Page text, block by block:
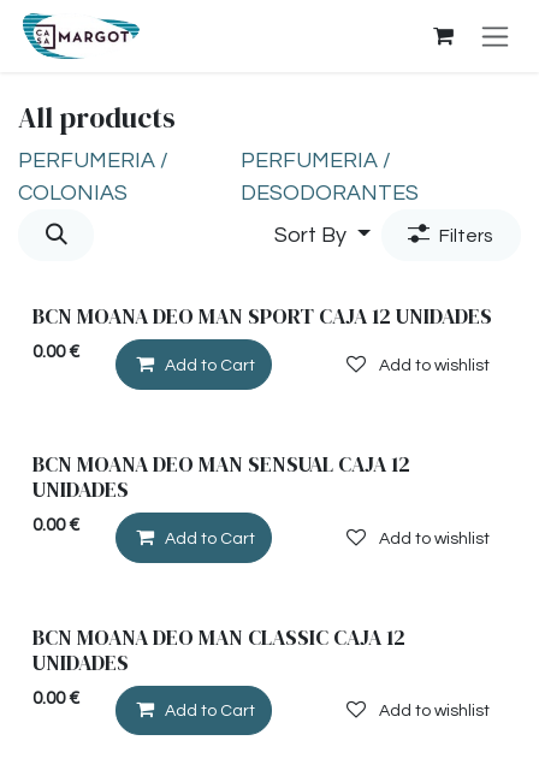
Skip to Content
All products
PERFUMERIA /
COLONIAS
PERFUMERIA /
DESODORANTES
Sort By
Filters
BCN MOANA DEO MAN SPORT CAJA 12 UNIDADES
0.00€
Add to Cart Add to wishlist
BCN MOANA DEO MAN SENSUAL CAJA 12
UNIDADES
0.00€
Add to Cart Add to wishlist
BCN MOANA DEO MAN CLASSIC CAJA 12
UNIDADES
0.00€
Add to Cart Add to wishlist